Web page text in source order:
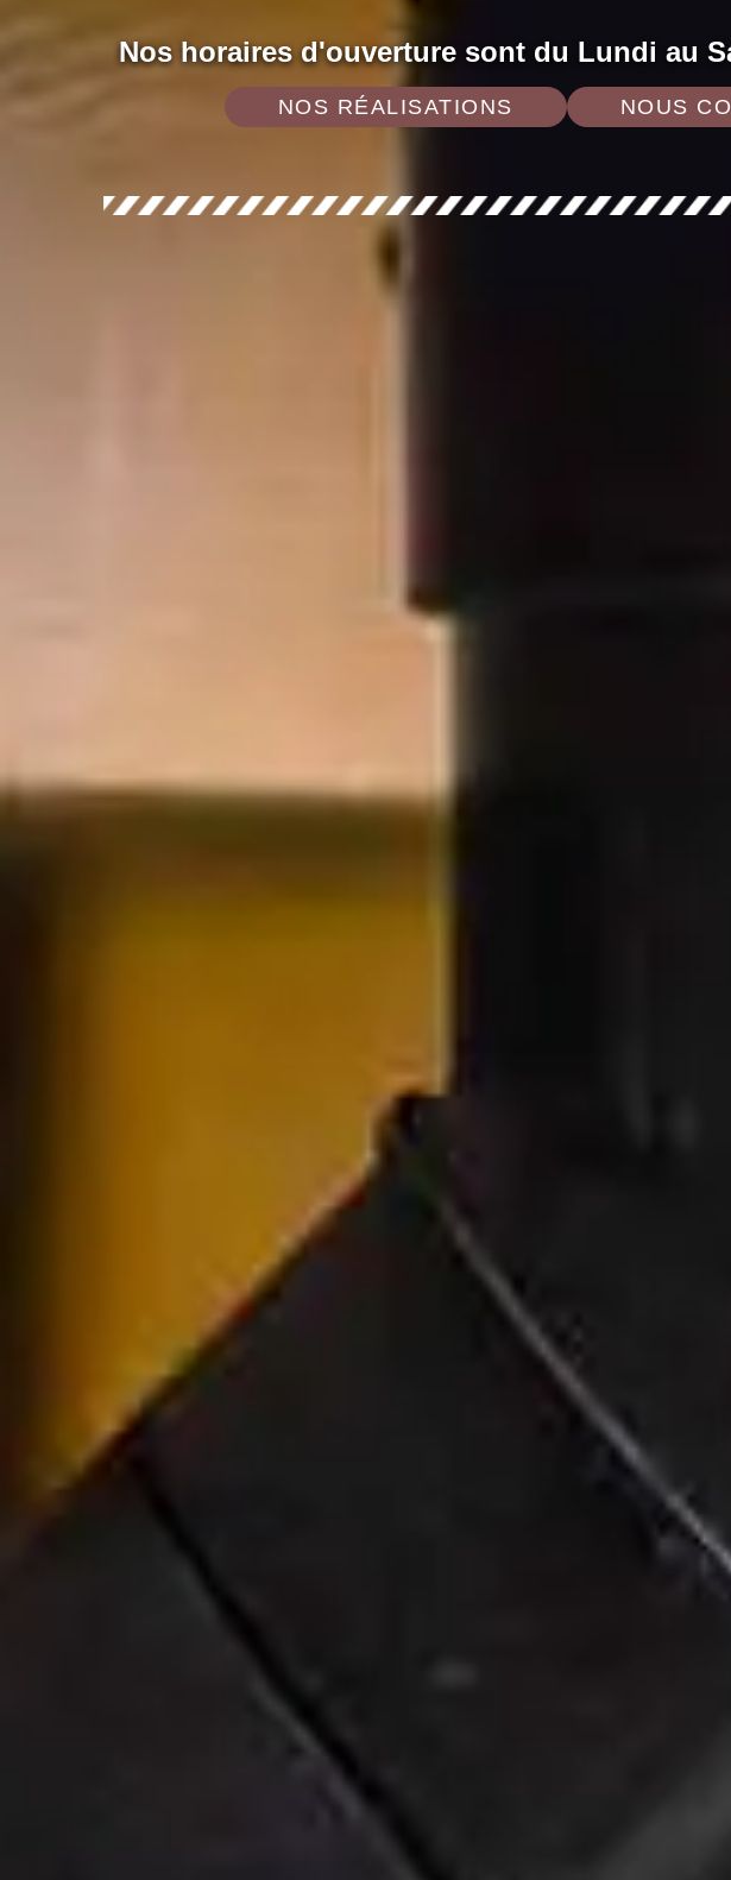
Nos horaires d'ouverture sont du Lundi au
NOS RÉALISATIONS NOUS